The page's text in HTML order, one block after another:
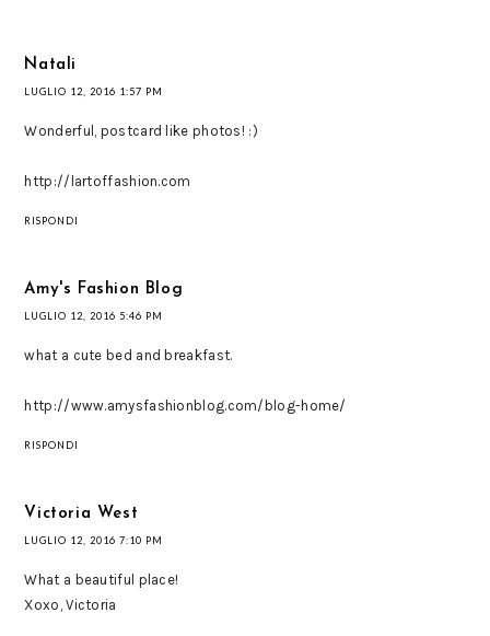
Natali
LUGLIO 12, 2016 1:57 PM
Wonderful, postcard like photos! :)
http://lartoffashion.com
RISPONDI
Amy's Fashion Blog
LUGLIO 12, 2016 5:46 PM
what a cute bed and breakfast.
http://www.amysfashionblog.com/blog-home/
RISPONDI
Victoria West
LUGLIO 12, 2016 7:10 PM
What a beautiful place!
Xoxo, Victoria